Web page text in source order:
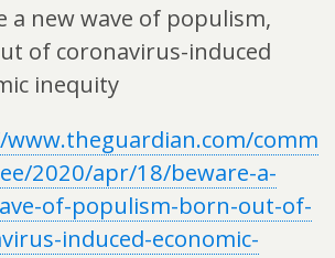
a new wave of populism,
of coronavirus-induced
inequity
comm
2020/apr/18/beware-a-
of-populism-born-out-of-
induced-economic-